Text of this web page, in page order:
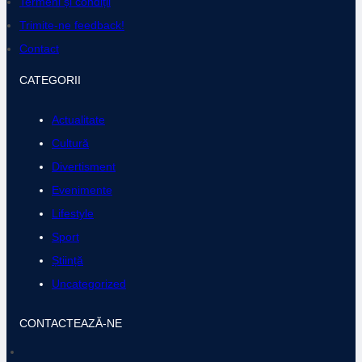
k
a
Trimite-ne feedback!
Contact
CATEGORII
Actualitate
Cultură
Divertisment
Evenimente
Lifestyle
Sport
Știință
Uncategorized
CONTACTEAZĂ-NE